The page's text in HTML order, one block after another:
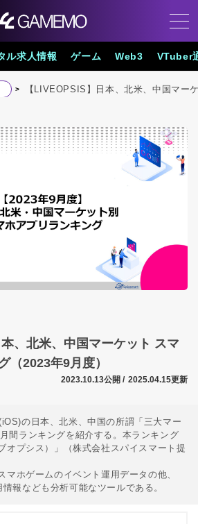
ル求人情報 ゲーム Web3 VTuber
【LIVEOPSIS】日本、北米、中国マー
本、北米、中国マーケット スマ
（2023年9月度）
2023.10.13公開 / 2025.04.15更新
の日本、北米、中国の所謂「三大マー
間ランキングを紹介する。本ランキング
オプシス）」（株式会社スパイスマート提
ホゲームのイベント運用データの他、
報なども分析可能なツールである。